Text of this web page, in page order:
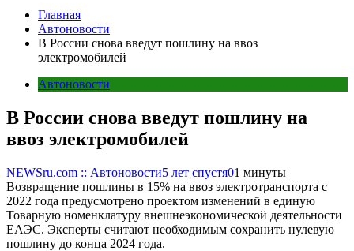
Главная
Автоновости
В России снова введут пошлину на ввоз
электромобилей
Автоновости
В России снова введут пошлину на
ввоз электромобилей
NEWSru.com :: Автоновости5 лет спустя01 минуты
Возвращение пошлины в 15% на ввоз электротранспорта с
2022 года предусмотрено проектом изменений в единую
Товарную номенклатуру внешнеэкономической деятельности
ЕАЭС. Эксперты считают необходимым сохранить нулевую
пошлину до конца 2024 года.